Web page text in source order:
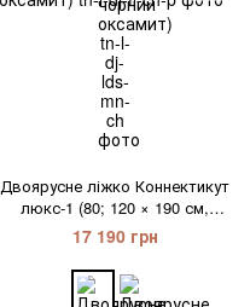
Двоярусне ліжко Коннектикут
люкс-1 (80; 120 × 190 см,
чорний оксамит)
17 190 грн